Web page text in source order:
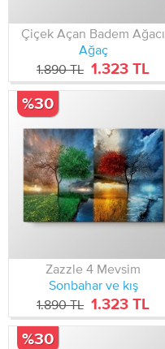
Çiçek Açan Badem Ağacı
Ağaç
1.890 TL 1.323 TL
Zazzle 4 Mevsim
Sonbahar ve kış
1.890 TL 1.323 TL
%30
%30